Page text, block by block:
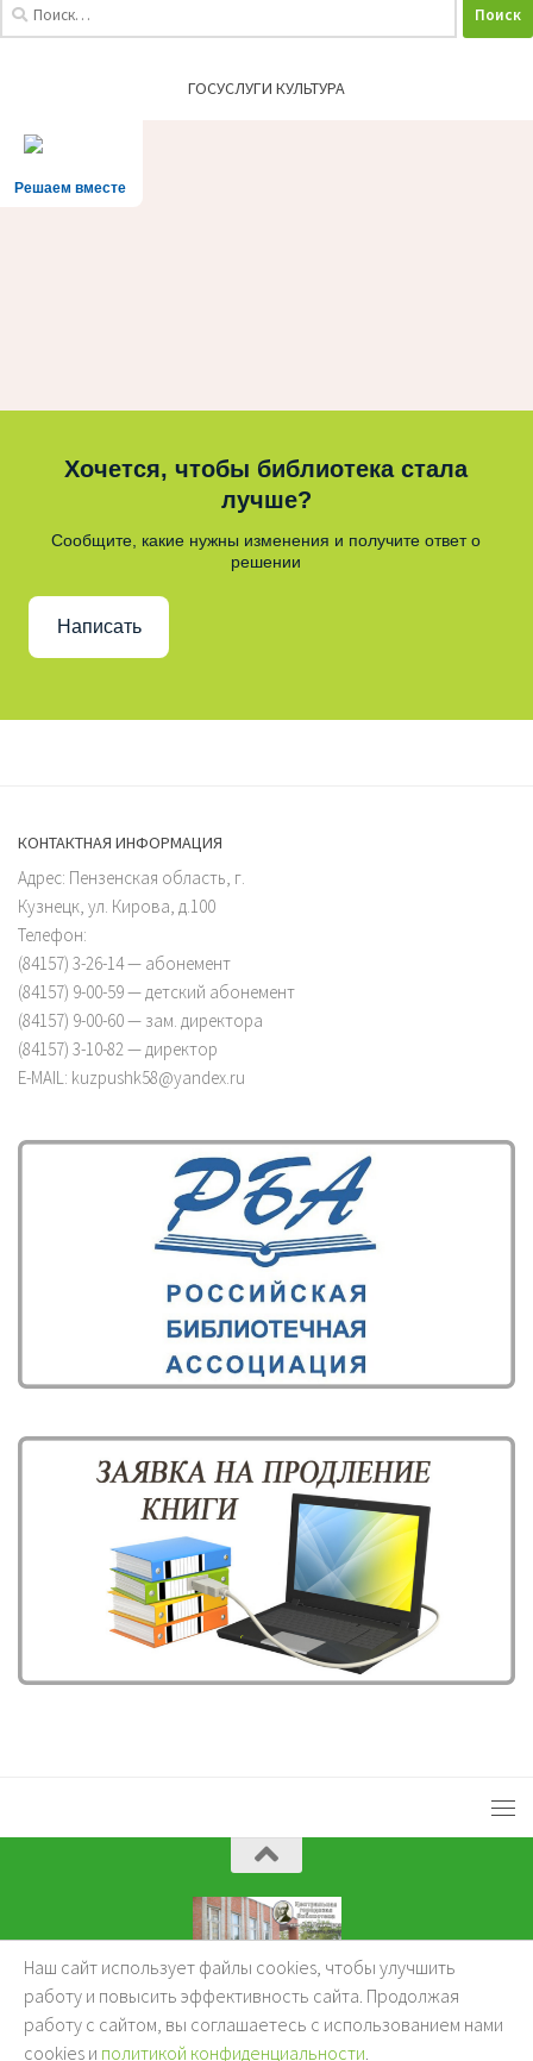
ГОСУСЛУГИ КУЛЬТУРА
Решаем вместе
Хочется, чтобы библиотека стала
лучше?
Сообщите, какие нужны изменения и получите ответ о
решении
Написать
КОНТАКТНАЯ ИНФОРМАЦИЯ
Адрес: Пензенская область, г.
Кузнецк, ул. Кирова, д.100
Телефон:
(84157) 3-26-14 — абонемент
(84157) 9-00-59 — детский абонемент
(84157) 9-00-60 — зам. директора
(84157) 3-10-82 — директор
E-MAIL: kuzpushk58@yandex.ru
KuzBibliok © 2026.
Наш сайт использует файлы cookies, чтобы улучшить
работу и повысить эффективность сайта. Продолжая
работу с сайтом, вы соглашаетесь с использованием нами
cookies и политикой конфиденциальности.